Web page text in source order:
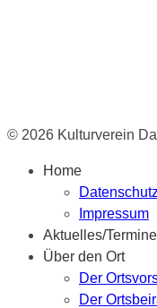
© 2026 Kulturverein
Home
Impressum
Aktuelles/Termine
Über den Ort
Der
Der